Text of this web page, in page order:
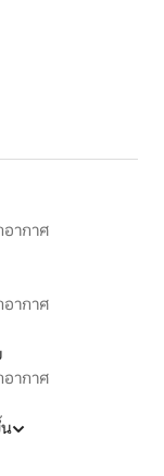
ากาศ
ากาศ
ากาศ